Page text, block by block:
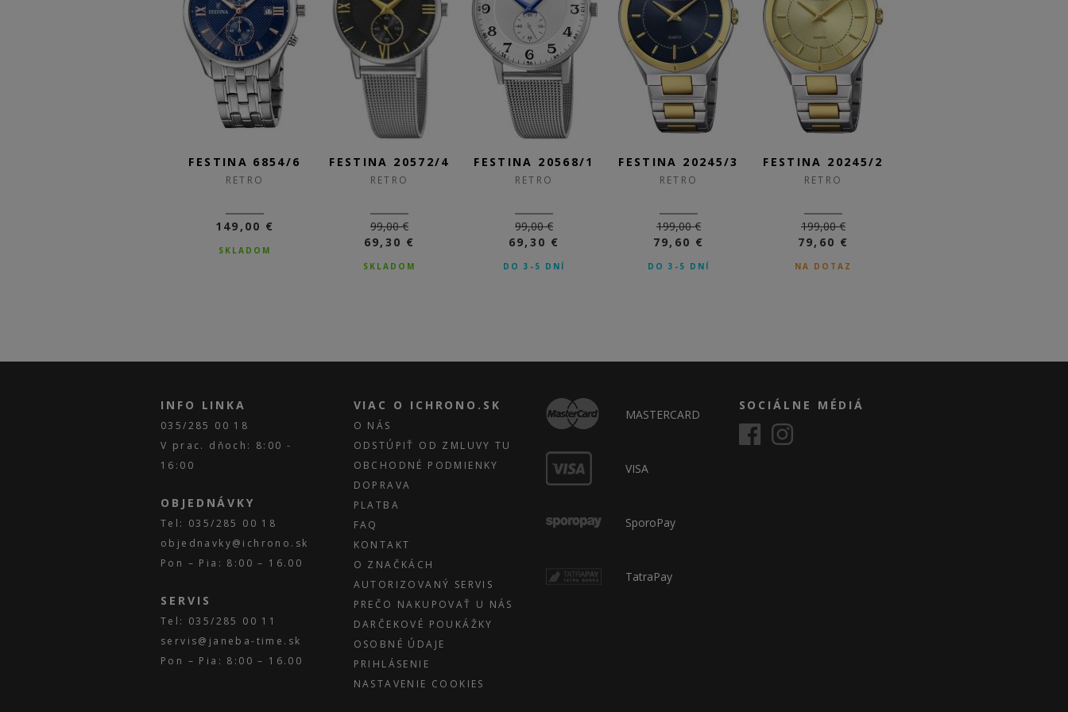
FESTINA 6854/6
RETRO
149,00 €
SKLADOM
FESTINA 20572/4
RETRO
99,00 €
69,30 €
SKLADOM
FESTINA 20568/1
RETRO
99,00 €
69,30 €
DO 3-5 DNÍ
FESTINA 20245/3
RETRO
199,00 €
79,60 €
DO 3-5 DNÍ
FESTINA 20245/2
RETRO
199,00 €
79,60 €
NA DOTAZ
INFO LINKA
035/285 00 18
V prac. dňoch: 8:00 -
16:00
OBJEDNÁVKY
Tel: 035/285 00 18
objednavky@ichrono.sk
Pon – Pia: 8:00 – 16.00
SERVIS
Tel: 035/285 00 11
servis@janeba-time.sk
Pon – Pia: 8:00 – 16.00
VIAC O ICHRONO.SK
O NÁS
ODSTÚPIŤ OD ZMLUVY TU
OBCHODNÉ PODMIENKY
DOPRAVA
PLATBA
FAQ
KONTAKT
O ZNAČKÁCH
AUTORIZOVANÝ SERVIS
PREČO NAKUPOVAŤ U NÁS
DARČEKOVÉ POUKÁŽKY
OSOBNÉ ÚDAJE
PRIHLÁSENIE
NASTAVENIE COOKIES
MASTERCARD
VISA
SporoPay
TatraPay
SOCIÁLNE MÉDIÁ